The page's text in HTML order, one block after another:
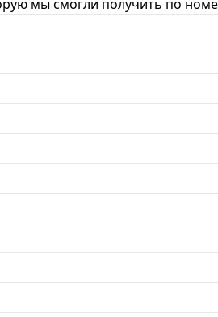
мы смогли получить по